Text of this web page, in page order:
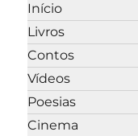
Início
Livros
Contos
Vídeos
Poesias
Cinema